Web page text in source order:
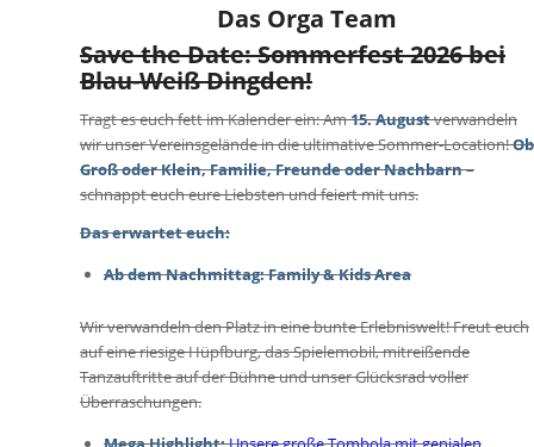
Das Orga Team
Save the Date: Sommerfest 2026 bei
Blau-Weiß Dingden!
Tragt es euch fett im Kalender ein: Am15. Augustverwandeln
wir unser Vereinsgelände in die ultimative Sommer-Location!Ob
Groß oder Klein, Familie, Freunde oder Nachbarn–
schnappt euch eure Liebsten und feiert mit uns.
Das erwartet euch:
Ab dem Nachmittag: Family & Kids Area
Wir verwandeln den Platz in eine bunte Erlebniswelt! Freut euch
auf eine riesige Hüpfburg, das Spielemobil, mitreißende
Tanzauftritte auf der Bühne und unser Glücksrad voller
Überraschungen.